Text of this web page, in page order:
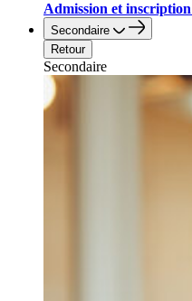
Admission et inscription
Secondaire
Retour
Secondaire